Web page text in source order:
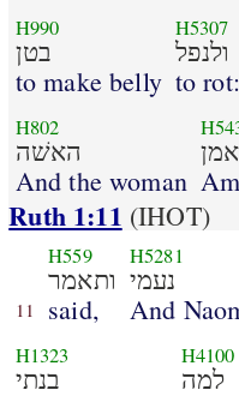
H990
בטן
to make belly
H5307
ולנפל
to rot:
H802
האשׁה
And the woman
אמן
Ruth 1:11 (IHOT)
11
H559
ותאמר
said,
H5281
נעמי
And
H1323
בנתי
H4100
למה